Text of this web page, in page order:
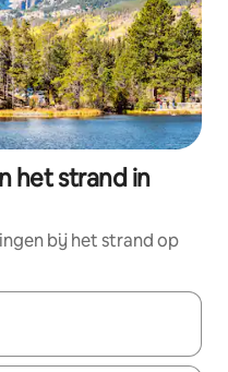
het strand in
bij het strand op
zijn, maak je een keuze